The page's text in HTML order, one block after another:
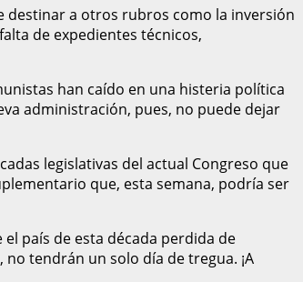
destinar a otros rubros como la inversión
de expedientes técnicos,
han caído en una histeria política
administración, pues, no puede dejar
legislativas del actual Congreso que
que, esta semana, podría ser
país de esta década perdida de
tendrán un solo día de tregua. ¡A